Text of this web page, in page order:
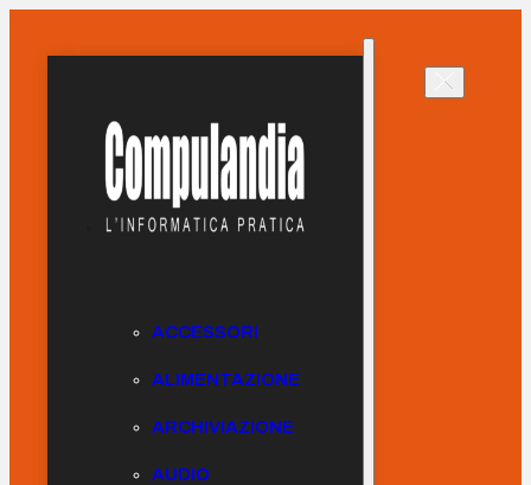
ACCESSORI
ALIMENTAZIONE
ARCHIVIAZIONE
AUDIO